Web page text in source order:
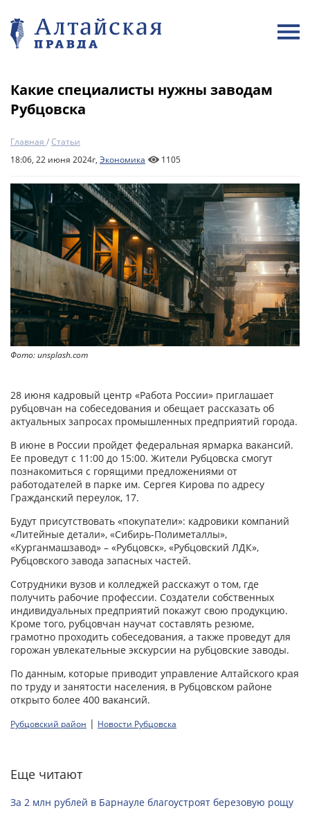
Какие специалисты нужны заводам
Рубцовска
Главная /Статьи
18:06, 22 июня 2024г, Экономика 1105
Фото: unsplash.com
28 июня кадровый центр «Работа России» приглашает
рубцовчан на собеседования и обещает рассказать об
актуальных запросах промышленных предприятий города.
В июне в России пройдет федеральная ярмарка вакансий.
Ее проведут с 11:00 до 15:00. Жители Рубцовска смогут
познакомиться с горящими предложениями от
работодателей в парке им. Сергея Кирова по адресу
Гражданский переулок, 17.
Будут присутствовать «покупатели»: кадровики компаний
«Литейные детали», «Сибирь-Полиметаллы»,
«Курганмашзавод» – «Рубцовск», «Рубцовский ЛДК»,
Рубцовского завода запасных частей.
Сотрудники вузов и колледжей расскажут о том, где
получить рабочие профессии. Создатели собственных
индивидуальных предприятий покажут свою продукцию.
Кроме того, рубцовчан научат составлять резюме,
грамотно проходить собеседования, а также проведут для
горожан увлекательные экскурсии на рубцовские заводы.
По данным, которые приводит управление Алтайского края
по труду и занятости населения, в Рубцовском районе
открыто более 400 вакансий.
Рубцовский район | Новости Рубцовска
Еще читают
За 2 млн рублей в Барнауле благоустроят березовую рощу